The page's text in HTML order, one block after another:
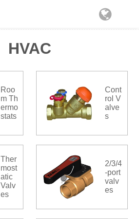
HVAC
Roo
m Th
ermo
stats
Cont
rol V
alve
s
Ther
most
atic
Valv
es
2/3/4
-port
valv
es